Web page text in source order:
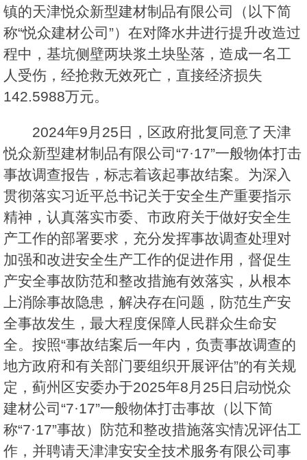
镇的天津悦众新型建材制品有限公司（以下简
称“悦众建材公司”）在对降水井进行提升改造过
程中，基坑侧壁两块浆土块坠落，造成一名工
人受伤，经抢救无效死亡，直接经济损失
142.5988万元。
2024年9月25日，区政府批复同意了天津
悦众新型建材制品有限公司“7·17”一般物体打击
事故调查报告，标志着该起事故结案。为深入
贯彻落实习近平总书记关于安全生产重要指示
精神，认真落实市委、市政府关于做好安全生
产工作的部署要求，充分发挥事故调查处理对
加强和改进安全生产工作的促进作用，督促生
产安全事故防范和整改措施有效落实，从根本
上消除事故隐患，解决存在问题，防范生产安
全事故发生，最大程度保障人民群众生命安
全。按照“事故结案后一年内，负责事故调查的
地方政府和有关部门要组织开展评估”的有关规
定，蓟州区安委办于2025年8月25日启动悦众
建材公司“7·17”一般物体打击事故（以下简
称“7·17”事故）防范和整改措施落实情况评估工
作，并聘请天津津安安全技术服务有限公司事